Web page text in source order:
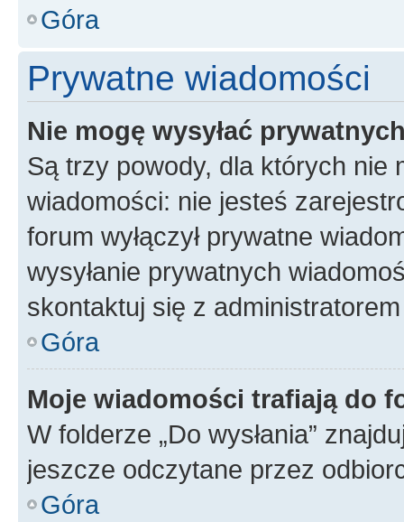
Góra
Prywatne wiadomości
Nie mogę wysyłać
Są trzy powody, dla których nie
wiadomości: nie jesteś
forum wyłączył prywatne
wysyłanie prywatnych
skontaktuj się z
Góra
Moje wiadomości trafiają do
W folderze „Do wysłania”
jeszcze odczytane przez
Góra